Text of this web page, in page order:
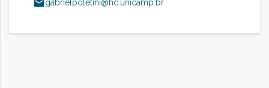
gabrielpoletini@hc.unicamp.br